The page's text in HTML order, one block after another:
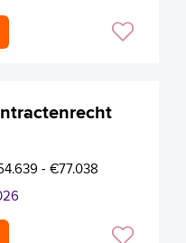
- €77.038